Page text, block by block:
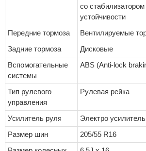
со
устойчивости
Передние тормоза
Вентилируемые
Задние тормоза
Дисковые
Вспомогательные
системы
ABS (Anti-lock
Тип рулевого
управления
Рулевая рейка
Усилитель руля
Электро
Размер шин
205/55 R16